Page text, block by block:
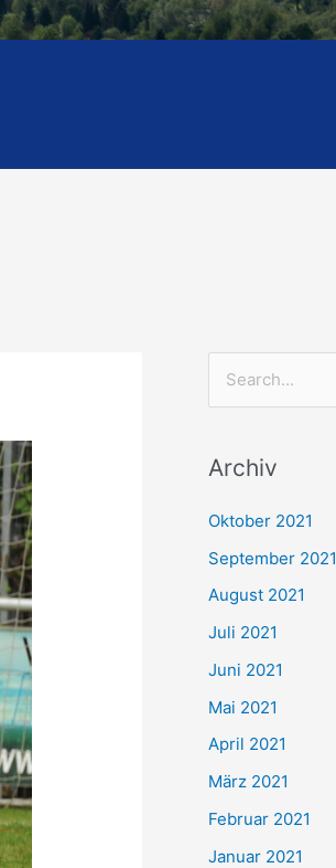
h
e
n
h
:
Archiv
Oktober 2021
September 2021
August 2021
Juli 2021
Juni 2021
Mai 2021
April 2021
März 2021
Februar 2021
Januar 2021